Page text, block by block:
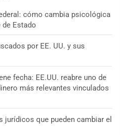
cómo cambia psicológica
Estado
por EE. UU. y sus
fecha: EE.UU. reabre uno de
más relevantes vinculados
jurídicos que pueden cambiar el